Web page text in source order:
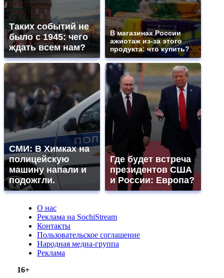
Таких событий не
было с 1945: чего
ждать всем нам?
В магазинах России
ажиотаж из-за этого
продукта: что купить?
СМИ: В Химках на
полицейскую
машину напали и
подожгли.
Где будет встреча
президентов США
и России: Европа?
О нас
Реклама на SochiStream
Контакты
Пользовательское соглашение
Народная медиа-группа
Реклама
16+